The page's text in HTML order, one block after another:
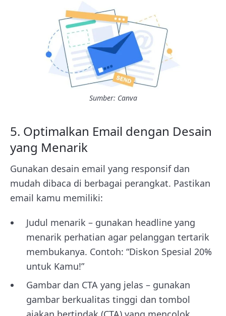
Sumber: Canva
5. Optimalkan Email dengan Desain
yang Menarik
Gunakan desain email yang responsif dan
mudah dibaca di berbagai perangkat. Pastikan
email kamu memiliki:
Judul menarik – gunakan headline yang
menarik perhatian agar pelanggan tertarik
membukanya. Contoh: “Diskon Spesial 20%
untuk Kamu!”
Gambar dan CTA yang jelas – gunakan
gambar berkualitas tinggi dan tombol